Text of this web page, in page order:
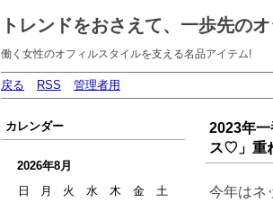
トレンドをおさえて、一歩先の
働く女性のオフィルスタイルを支える名品アイテム!
戻る RSS 管理者用
2023年
ス♡」重
今年はネ
カレンダー
2026年8月
日
月 火 水 木 金
土